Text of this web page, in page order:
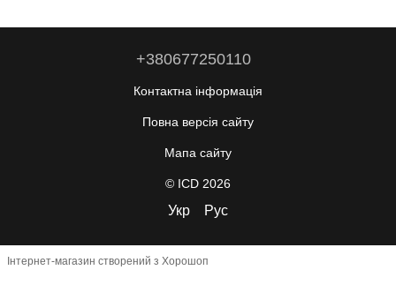
+380677250110
Контактна інформація
Повна версія сайту
Мапа сайту
© ICD 2026
Укр Рус
Інтернет-магазин створений з Хорошоп